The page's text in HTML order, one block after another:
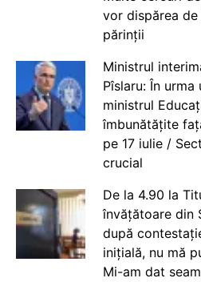
vor dispărea de
părinții
Ministrul
Pîslaru: În
ministrul
îmbunătățite
pe 17 iulie /
crucial
De la 4.90 la
învățătoare din
după
inițială, nu mă
Mi-am dat